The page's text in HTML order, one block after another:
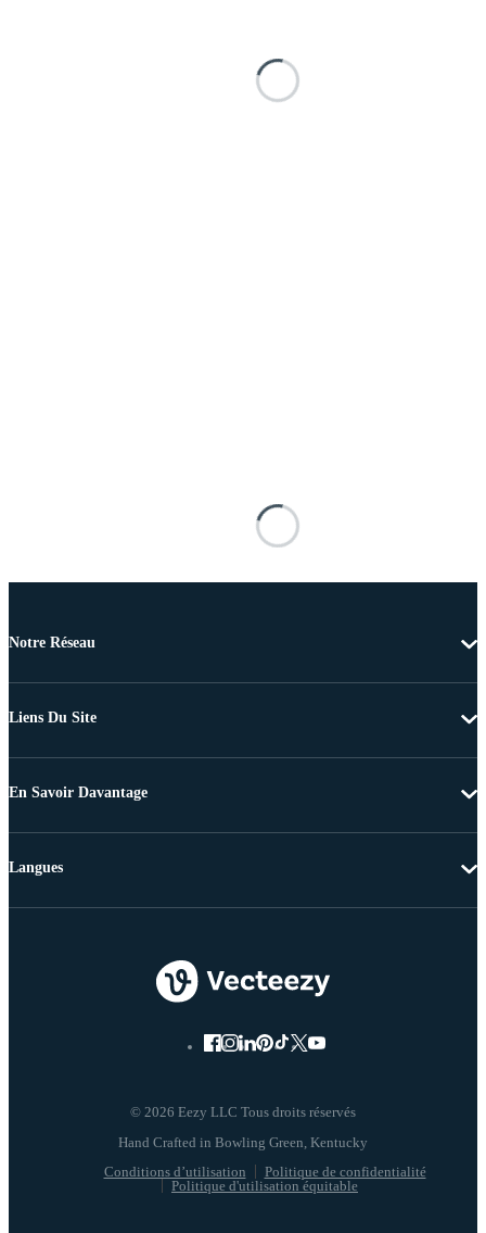
Notre Réseau
Liens Du Site
En Savoir Davantage
© 2026 Eezy LLC Tous droits réservés
Conditions d’utilisation
Politique de confidentialité
Politique d'utilisation équitable
Langues